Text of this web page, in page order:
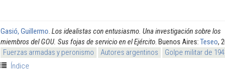
Gasió, Guillermo Los idealistas con entusiasmo. Una investigación sobre los
miembros del GOU. Sus fojas de servicio en el Ejército . Buenos Aires: Teseo,
Fuerzas armadas y peronismo
Autores argentinos
Golpe militar de
Índice